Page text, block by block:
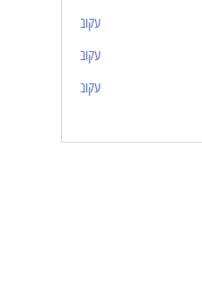
עקוב
עקוב
עקוב